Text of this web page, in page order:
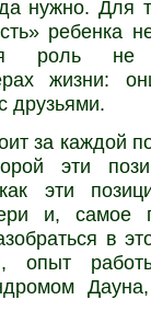
нужно. Для
ребенка
роль
жизни:
друзьями.
за каждой
эти
эти
и,
в
опыт